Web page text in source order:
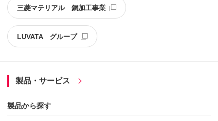
三菱マテリアル 銅加工事業
LUVATA グループ
製品・サービス
製品から探す